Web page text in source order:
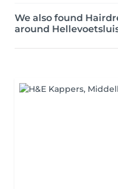
We also found
around